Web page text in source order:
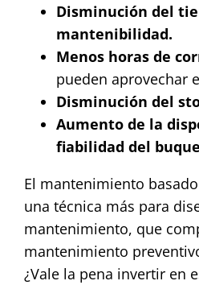
Disminución del
mantenibilidad.
Menos horas de
pueden aprovechar
Disminución del
Aumento de la
fiabilidad del
El mantenimiento
una técnica más para
mantenimiento, que
mantenimiento
¿Vale la pena invertir en